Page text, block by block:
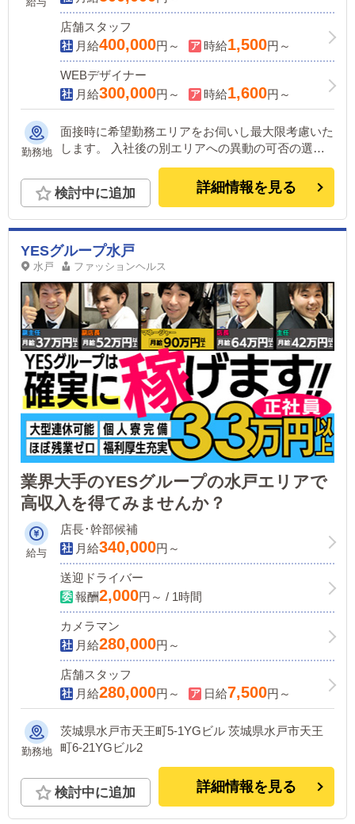
給与
店舗スタッフ
月給400,000円～ 時給1,500円～
WEBデザイナー
月給300,000円～ 時給1,600円～
勤務地
面接時に希望勤務エリアをお伺いし最大限考慮いた
します。 入社後の別エリアへの異動の可否の選択
可能です。(変更は随時可能) ＜下記いずれかの店舗
に配属＞ ■東京 五反田：五反田駅から徒歩2分 池
袋：池袋駅西口から徒歩2分 吉原：三ノ輪駅から徒
茨城 水戸：水戸駅からバス5分 ■福岡 福岡：中洲川
端駅から徒歩8分 ■北海道 札幌：すすきの駅から徒
歩5分 ■中国・四国 鳥取：米子市皆生温泉観光セン
ターから徒歩4分 愛媛：松山道後温泉 他にも続々出
店予定。 遠方からのご応募の方にはWEB面接対応
しております。
検討中に追加 詳細情報を見る
YESグループ水戸
水戸 ファッションヘルス
業界大手のYESグループの水戸エリアで
高収入を得てみませんか？
給与
店長･幹部候補
月給340,000円～
送迎ドライバー
報酬2,000円～ / 1時間
カメラマン
月給280,000円～
店舗スタッフ
月給280,000円～ 日給7,500円～
勤務地
茨城県水戸市天王町5-1YGビル 茨城県水戸市天王
町6-21YGビル2
検討中に追加 詳細情報を見る